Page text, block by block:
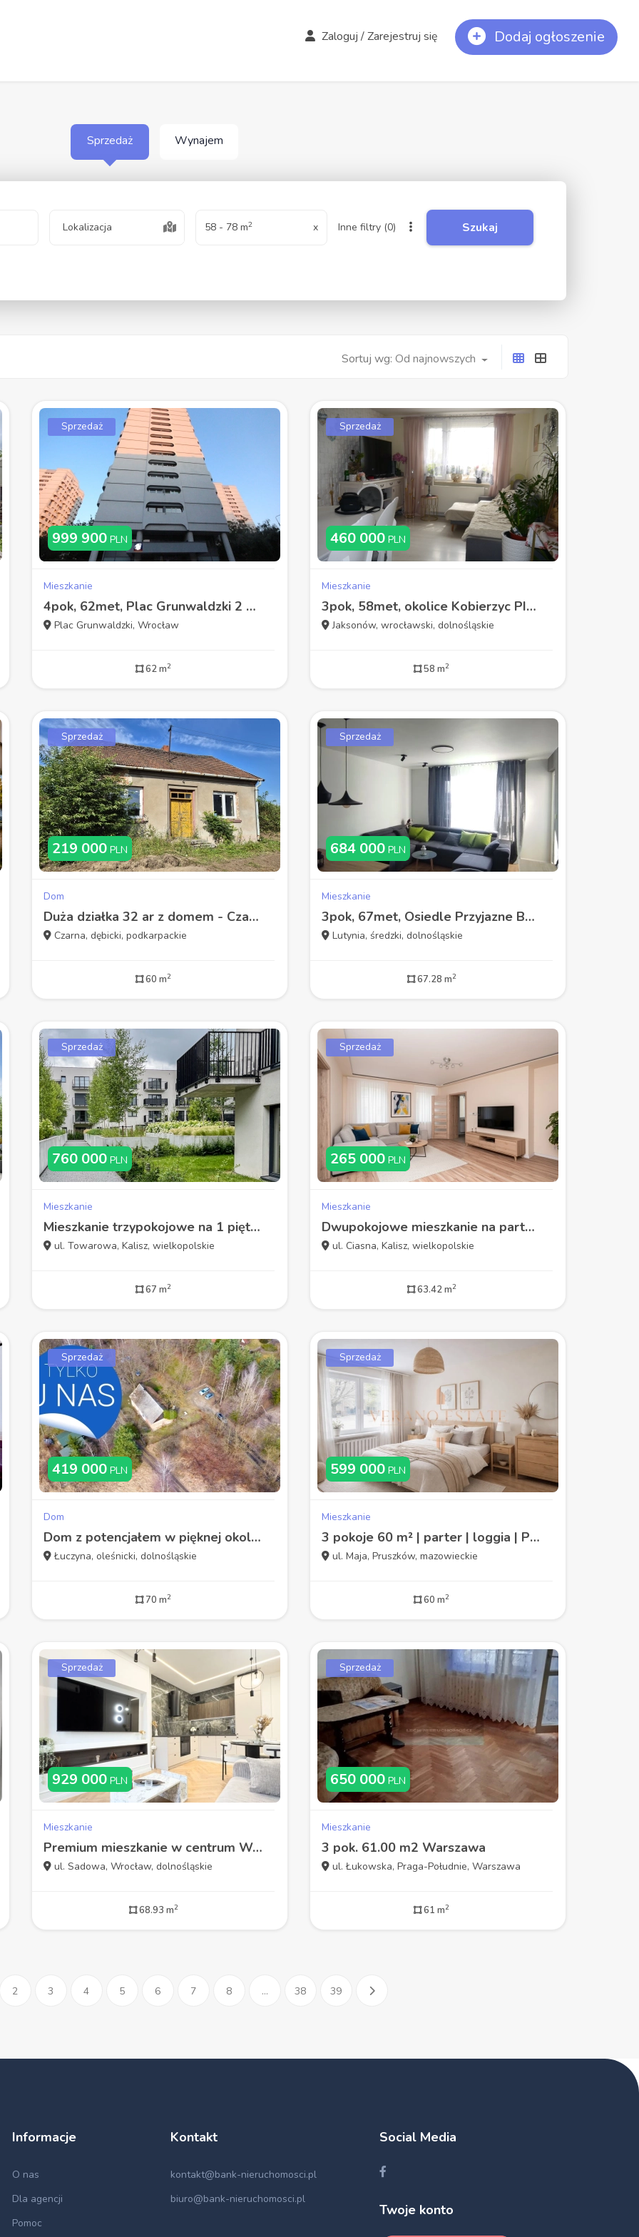
Zaloguj / Zarejestruj się Dodaj ogłoszenie
Sprzedaż Wynajem
Lokalizacja 58 - 78 m2 x Inne filtry (0) Szukaj
Sortuj wg:Od najnowszych
Sprzedaż
999 900 PLN
Mieszkanie
4pok, 62met, Plac Grunwaldzki 2 BALKONY/PIWNICA/2 WINDY (Wrocław)
Plac Grunwaldzki, Wrocław
62 m2
Sprzedaż
460 000 PLN
Mieszkanie
3pok, 58met, okolice Kobierzyc PIWNICA/KOMÓRKA/OGRÓD (Jaksonów)
Jaksonów, wrocławski, dolnośląskie
58 m2
Sprzedaż
219 000 PLN
Dom
Duża działka 32 ar z domem - Czarna, dębicki
Czarna, dębicki, podkarpackie
60 m2
Sprzedaż
684 000 PLN
Mieszkanie
3pok, 67met, Osiedle Przyjazne BALKON/KOMÓRKA/OGRÓD/MP (Lutynia)
Lutynia, średzki, dolnośląskie
67.28 m2
Sprzedaż
760 000 PLN
Mieszkanie
Mieszkanie trzypokojowe na 1 piętrze z loggią
ul. Towarowa, Kalisz, wielkopolskie
67 m2
Sprzedaż
265 000 PLN
Mieszkanie
Dwupokojowe mieszkanie na parterze.
ul. Ciasna, Kalisz, wielkopolskie
63.42 m2
Sprzedaż
419 000 PLN
Dom
Dom z potencjałem w pięknej okolicy!
Łuczyna, oleśnicki, dolnośląskie
70 m2
Sprzedaż
599 000 PLN
Mieszkanie
3 pokoje 60 m² | parter | loggia | Pruszków
ul. Maja, Pruszków, mazowieckie
60 m2
Sprzedaż
929 000 PLN
Mieszkanie
Premium mieszkanie w centrum Wrocławia
ul. Sadowa, Wrocław, dolnośląskie
68.93 m2
Sprzedaż
650 000 PLN
Mieszkanie
3 pok. 61.00 m2 Warszawa
ul. Łukowska, Praga-Południe, Warszawa
61 m2
2 3 4 5 6 7 8 ... 38 39
Informacje
O nas
Dla agencji
Pomoc
Kontakt
kontakt@bank-nieruchomosci.pl
biuro@bank-nieruchomosci.pl
Social Media
Twoje konto